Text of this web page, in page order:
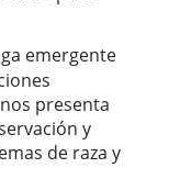
emergente
presenta
y
de raza y